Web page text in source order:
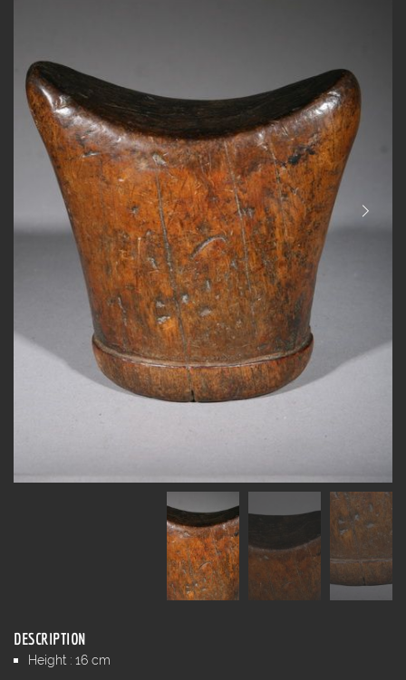
DESCRIPTION
Height : 16 cm